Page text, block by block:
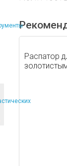
Распатор